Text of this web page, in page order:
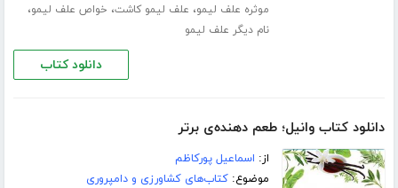
موثره علف لیمو، علف لیمو کاشت، خواص علف لیمو،
نام دیگر علف لیمو
دانلود کتاب
دانلود کتاب وانیل؛ طعم دهنده‌ی برتر
از: اسماعیل پورکاظم
موضوع:کتاب‌های کشاورزی و دامپروری